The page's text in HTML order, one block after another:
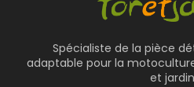
Spécialiste de la pièce
adaptable pour la
et